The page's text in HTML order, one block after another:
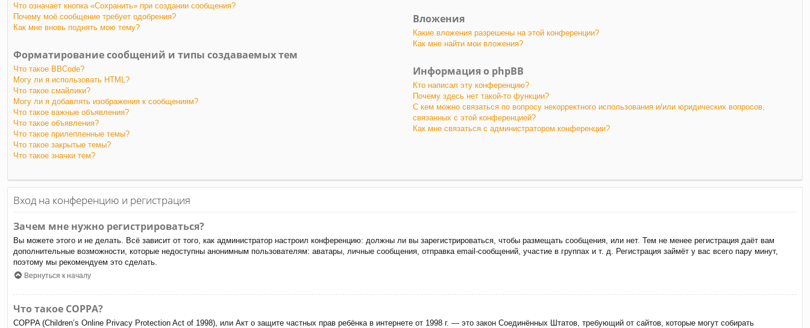
Что означает кнопка «Сохранить» при создании сообщения?
Почему моё сообщение требует одобрения?
Как мне вновь поднять мою тему?
Форматирование сообщений и типы создаваемых тем
Что такое BBCode?
Могу ли я использовать HTML?
Что такое смайлики?
Могу ли я добавлять изображения к сообщениям?
Что такое важные объявления?
Что такое объявления?
Что такое прилепленные темы?
Что такое закрытые темы?
Что такое значки тем?
Вложения
Какие вложения разрешены на этой конференции?
Как мне найти мои вложения?
Информация о phpBB
Кто написал эту конференцию?
Почему здесь нет такой-то функции?
С кем можно связаться по вопросу некорректного использования и/или юридических вопросов,
связанных с этой конференцией?
Как мне связаться с администратором конференции?
Вход на конференцию и регистрация
Зачем мне нужно регистрироваться?
Вы можете этого и не делать. Всё зависит от того, как администратор настроил конференцию: должны ли вы зарегистрироваться, чтобы размещать сообщения, или нет. Тем не менее регистрация даёт вам
дополнительные возможности, которые недоступны анонимным пользователям: аватары, личные сообщения, отправка email-сообщений, участие в группах и т. д. Регистрация займёт у вас всего пару минут,
поэтому мы рекомендуем это сделать.
Вернуться к началу
Что такое COPPA?
COPPA (Children’s Online Privacy Protection Act of 1998), или Акт о защите частных прав ребёнка в интернете от 1998 г. — это закон Соединённых Штатов, требующий от сайтов, которые могут собирать